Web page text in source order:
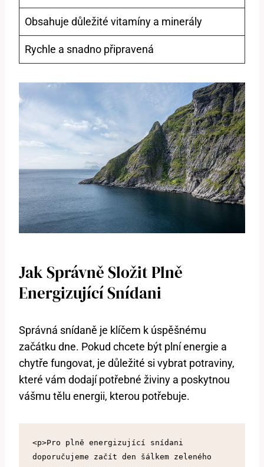
Obsahuje důležité vitamíny a minerály
Rychle a snadno připravená
Jak Správně Složit Plně
Energizující Snídani
Správná snídaně je klíčem k úspěšnému
začátku dne. Pokud chcete být plní energie a
chytře fungovat, je důležité si vybrat potraviny,
které vám dodají potřebné živiny a poskytnou
vášmu tělu energii, kterou potřebuje.
<p>Pro plně energizující snídani
doporučujeme začít den šálkem zeleného